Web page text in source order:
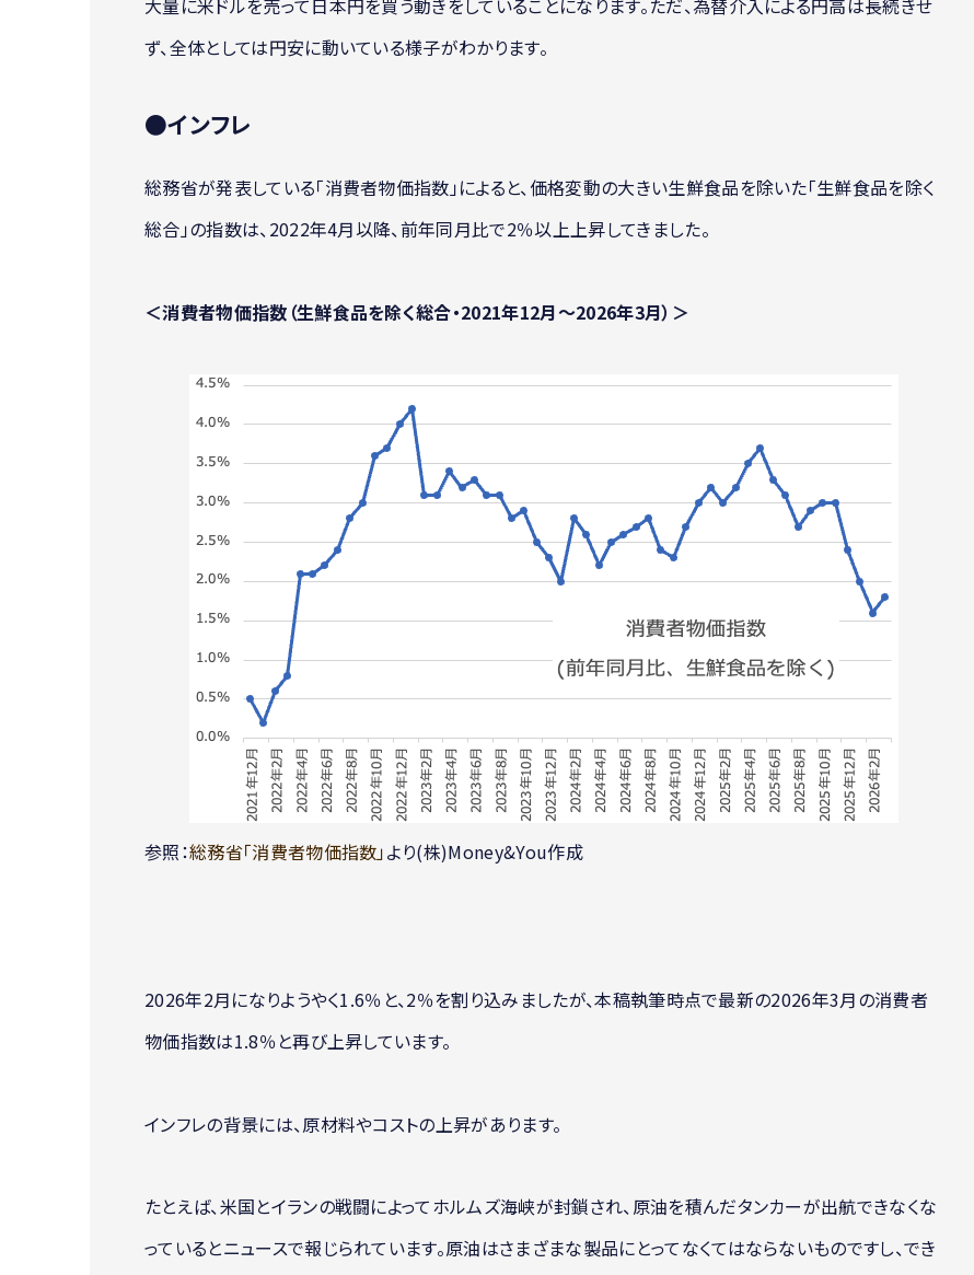
ず、全体としては円安に動いている様子がわかります。
●インフレ
総務省が発表している「消費者物価指数」によると、価格変動の大きい生鮮食品を除いた「生鮮食品を除く
総合」の指数は、2022年4月以降、前年同月比で2％以上上昇してきました。
＜消費者物価指数（生鮮食品を除く総合・2021年12月〜2026年3月）＞
参照：総務省「消費者物価指数」より(株)Money&You作成
2026年2月になりようやく1.6％と、2％を割り込みましたが、本稿執筆時点で最新の2026年3月の消費者
物価指数は1.8％と再び上昇しています。
インフレの背景には、原材料やコストの上昇があります。
たとえば、米国とイランの戦闘によってホルムズ海峡が封鎖され、原油を積んだタンカーが出航できなくな
っているとニュースで報じられています。原油はさまざまな製品にとってなくてはならないものですし、でき